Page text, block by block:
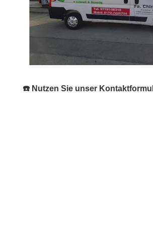
☎️ Nutzen Sie unser